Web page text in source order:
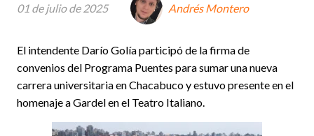
El intendente Darío Golía participó de la firma de
convenios del Programa Puentes para sumar una nueva
carrera universitaria en Chacabuco y estuvo presente en el
homenaje a Gardel en el Teatro Italiano.
01 de julio de 2025 Andrés Montero